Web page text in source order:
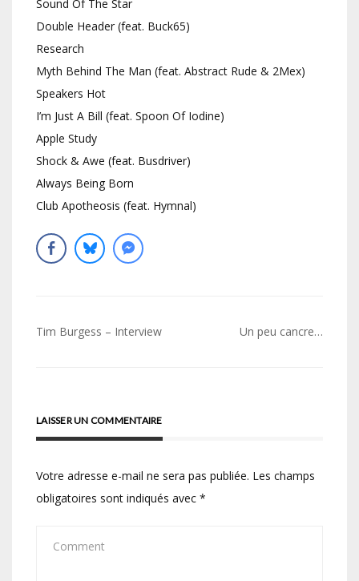
Sound Of The Star
Double Header (feat. Buck65)
Research
Myth Behind The Man (feat. Abstract Rude & 2Mex)
Speakers Hot
I’m Just A Bill (feat. Spoon Of Iodine)
Apple Study
Shock & Awe (feat. Busdriver)
Always Being Born
Club Apotheosis (feat. Hymnal)
Navigation
Tim Burgess – Interview Un peu cancre…
LAISSER UN COMMENTAIRE
Votre adresse e-mail ne sera pas publiée. Les champs
obligatoires sont indiqués avec *